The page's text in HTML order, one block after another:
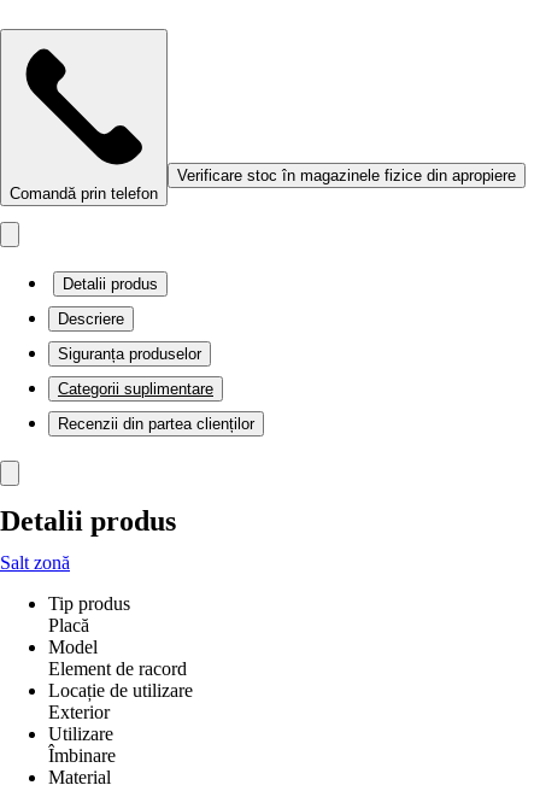
Comandă prin telefon
Verificare stoc în magazinele fizice din apropiere
Detalii produs
Descriere
Siguranța produselor
Categorii suplimentare
Recenzii din partea clienților
Detalii produs
Salt zonă
Tip produs
Placă
Model
Element de racord
Locație de utilizare
Exterior
Utilizare
Îmbinare
Material